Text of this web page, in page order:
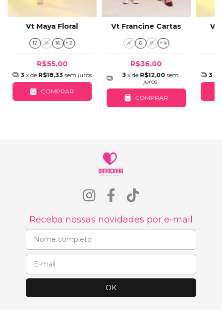
Vt Maya Floral
12 14 16 + 2
R$55,00
3 x de R$18,33 sem juros
COMPRAR
Vt Francine Cartas
4 6 8 + 4
R$36,00
3 x de R$12,00 sem
juros
COMPRAR
Vt
3 x
Receba nossas novidades por e-mail